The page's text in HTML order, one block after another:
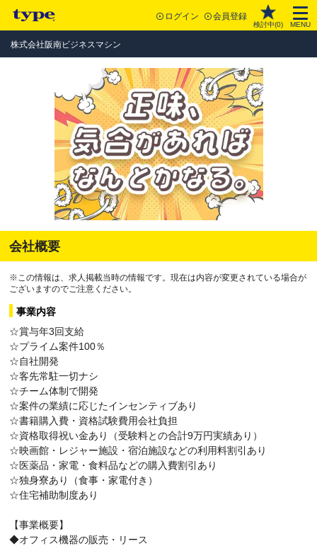
ログイン 会員登録
検討中(0) MENU
株式会社阪南ビジネスマシン
会社概要
※この情報は、求人掲載当時の情報です。現在は内容が変更されている場合が
ございますのでご注意ください。
事業内容
☆賞与年3回支給
☆プライム案件100％
☆自社開発
☆客先常駐一切ナシ
☆チーム体制で開発
☆案件の業績に応じたインセンティブあり
☆書籍購入費・資格試験費用会社負担
☆資格取得祝い金あり（受験料との合計9万円実績あり）
☆映画館・レジャー施設・宿泊施設などの利用料割引あり
☆医薬品・家電・食料品などの購入費割引あり
☆独身寮あり（食事・家電付き）
☆住宅補助制度あり
【事業概要】
◆オフィス機器の販売・リース